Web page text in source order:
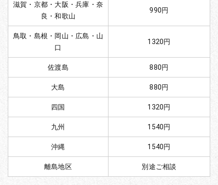
滋賀・京都・大阪・兵庫・奈
良・和歌山
990円
鳥取・島根・岡山・広島・山
口
1320円
佐渡島 880円
大島 880円
四国 1320円
九州 1540円
沖縄 1540円
離島地区 別途ご相談